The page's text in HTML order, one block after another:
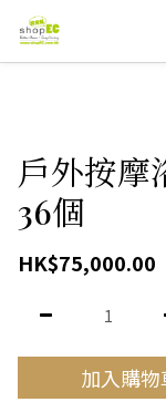
戶外按摩
36個
HK$75,000.00
加入購物